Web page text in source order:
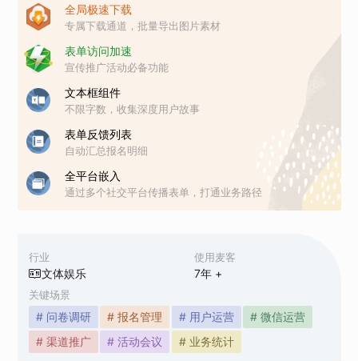
行业
文体娱乐
使用麦客
7年 +
关键场景
# 问卷调研 # 报名管理 # 用户运营
# 微信运营
# 渠道推广
# 活动会议 # 业务统计
全局极速下载
专属下载通道，批量导出图片素材
表单访问加速
宣传推广活动必备功能
文本框组件
不限字数，收集深度用户故事
表单反馈列表
自动汇总报名明细
全平台嵌入
通过多个社交平台传播表单，打通业务路径